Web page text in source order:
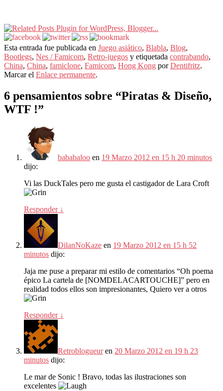
Esta entrada fue publicada en Juego asiático, Blabla, Blog,
Bootlegs, Nes / Famicom, Retro-juegos y etiquetada contrabando,
China, China, famiclone, Famicom, Hong Kong porDentifritz.
Marcar el Enlace permanente.
6 pensamientos sobre “Piratas & Diseño,
WTF !”
bababaloo en 19 Marzo 2012 en 15 h 20 minutos
dijo:
Vi las DuckTales pero me gusta el castigador de Lara Croft
Responder ↓
DilanNoKaze en 19 Marzo 2012 en 15 h 52
minutos dijo:
Jaja me puse a preparar mi estilo de comentarios “Oh poema
épico La cartela de [NOMDELACARTOUCHE]” pero en
realidad todos ellos son impresionantes, Quiero ver a otros
Responder ↓
Retroblogueuren 20 Marzo 2012 en 19 h 23
minutos dijo:
Le mar de Sonic ! Bravo, todas las ilustraciones son
excelentes